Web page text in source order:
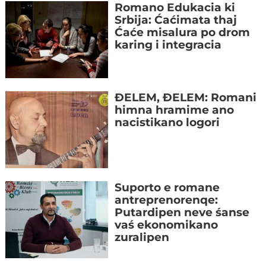
Romano Edukacia ki
Srbija: Ćaćimata thaj
Ćaće misalura po drom
karing i integracia
ĐELEM, ĐELEM: Romani
himna hramime ano
nacistikano logori
Suporto e romane
antreprenorenqe:
Putardipen neve śanse
vaś ekonomikano
zuralipen